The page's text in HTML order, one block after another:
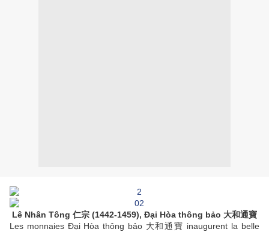
Lê Nhân Tông 仁宗 (1442-1459), Đại Hòa thông bảo 大和通寶
Les monnaies Đại Hòa thông bảo 大和通寶 inaugurent la belle